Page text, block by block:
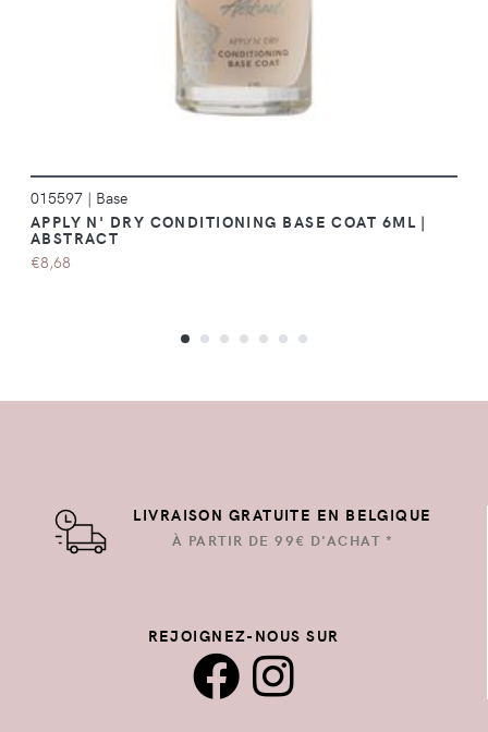
015597 | Base
APPLY N' DRY CONDITIONING BASE COAT 6ML |
ABSTRACT
€8,68
LIVRAISON GRATUITE EN BELGIQUE
À PARTIR DE 99€ D'ACHAT *
REJOIGNEZ-NOUS SUR